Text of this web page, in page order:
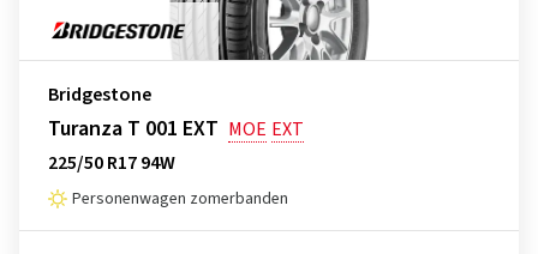
Bridgestone
Turanza T 001 EXT MOE EXT
225/50 R17 94W
Personenwagen zomerbanden